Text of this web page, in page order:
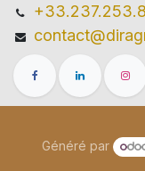
Généré par